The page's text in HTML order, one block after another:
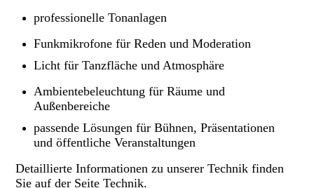
professionelle Tonanlagen
Funkmikrofone für Reden und Moderation
Licht für Tanzfläche und Atmosphäre
Ambientebeleuchtung für Räume und
Außenbereiche
passende Lösungen für Bühnen, Präsentationen
und öffentliche Veranstaltungen
Detaillierte Informationen zu unserer Technik finden
Sie auf der Seite Technik.